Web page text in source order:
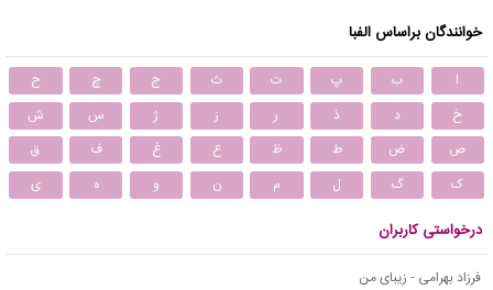
خوانندگان براساس الفبا
ا ب پ ت ث ج چ
ح
خ
د ذ ر ز ژ س
ش
ص
ض ط ظ ع غ ف
ق
ک
گ ل م ن و ه ی
درخواستی کاربران
فرزاد بهرامی - زیبای من